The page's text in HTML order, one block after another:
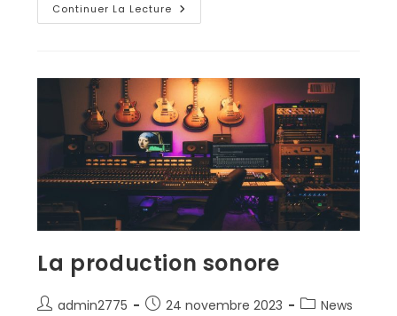
Continuer La Lecture La
Banque
La production sonore
Auteur/autrice
admin2775
Publication
24 novembre 2023
PostNews